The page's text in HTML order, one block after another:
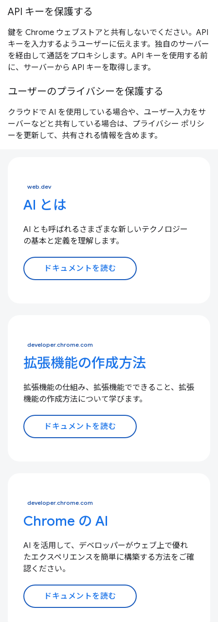
API キーを保護する
鍵を Chrome ウェブストアと共有しないでください。API
キーを入力するようユーザーに伝えます。独自のサーバー
を経由して通話をプロキシします。API キーを使用する前
に、サーバーから API キーを取得します。
ユーザーのプライバシーを保護する
クラウドで AI を使用している場合や、ユーザー入力をサ
ーバーなどと共有している場合は、プライバシー ポリシ
ーを更新して、共有される情報を含めます。
web.dev
AI とは
AI とも呼ばれるさまざまな新しいテクノロジー
の基本と定義を理解します。
ドキュメントを読む
developer.chrome.com
拡張機能の作成方法
拡張機能の仕組み、拡張機能でできること、拡張
機能の作成方法について学びます。
ドキュメントを読む
developer.chrome.com
Chrome の AI
AI を活用して、デベロッパーがウェブ上で優れ
たエクスペリエンスを簡単に構築する方法をご確
認ください。
ドキュメントを読む